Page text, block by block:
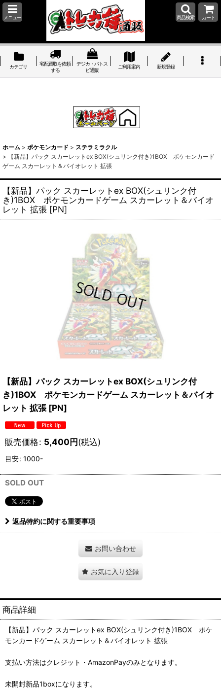
メニュー 商品検索 カート
カテゴリ
宅配買取を依頼
する
デジカ・バトス
ピ通販
ご利用案内 新規登録
ホーム > ポケモンカード > ステラミラクル
>
【新品】パック スカーレットex BOX(シュリンク付き)1BOX ポケモンカード
ゲーム スカーレット＆バイオレット 拡張
【新品】パック スカーレットex BOX(シュリンク付
き)1BOX ポケモンカードゲーム スカーレット＆バイオ
レット 拡張 [PN]
【新品】パック スカーレットex BOX(シュリンク付
き)1BOX ポケモンカードゲーム スカーレット＆バイオ
レット 拡張 [PN]
販売価格: 5,400円(税込)
目安: 1000-
SOLD OUT
返品特約に関する重要事項
お問い合わせ
お気に入り登録
商品詳細
【新品】パック スカーレットex BOX(シュリンク付き)1BOX ポケ
モンカードゲーム スカーレット＆バイオレット 拡張
支払い方法はクレジット・AmazonPayのみとなります。
未開封新品1boxになります。